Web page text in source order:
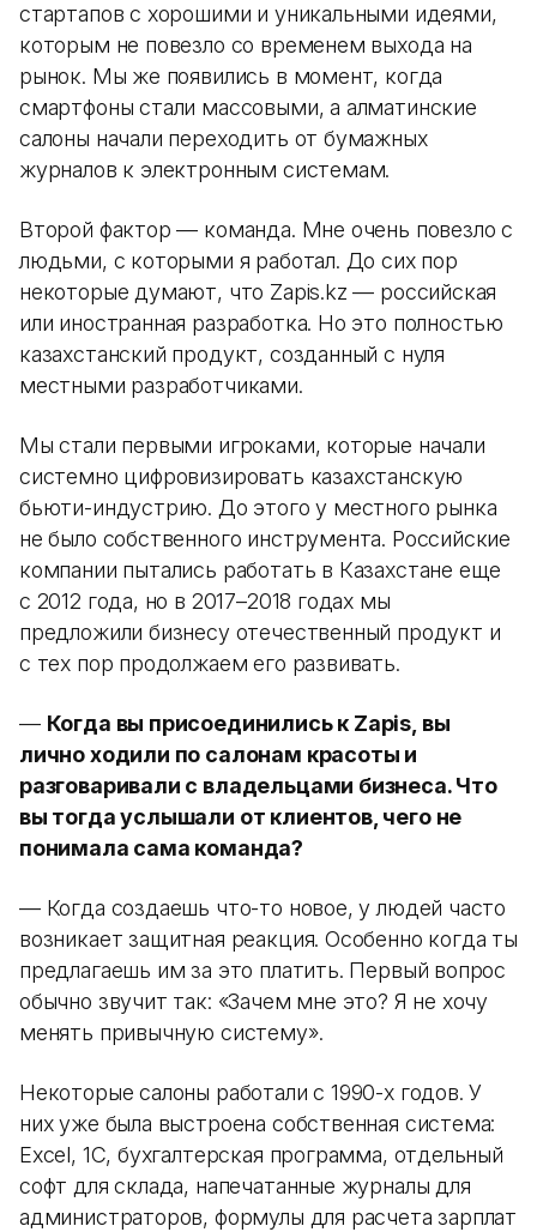
стартапов с хорошими и уникальными идеями,
которым не повезло со временем выхода на
рынок. Мы же появились в момент, когда
смартфоны стали массовыми, а алматинские
салоны начали переходить от бумажных
журналов к электронным системам.
Второй фактор — команда. Мне очень повезло с
людьми, с которыми я работал. До сих пор
некоторые думают, что Zapis.kz — российская
или иностранная разработка. Но это полностью
казахстанский продукт, созданный с нуля
местными разработчиками.
Мы стали первыми игроками, которые начали
системно цифровизировать казахстанскую
бьюти-индустрию. До этого у местного рынка
не было собственного инструмента. Российские
компании пытались работать в Казахстане еще
с 2012 года, но в 2017–2018 годах мы
предложили бизнесу отечественный продукт и
с тех пор продолжаем его развивать.
— Когда вы присоединились к Zapis, вы
лично ходили по салонам красоты и
разговаривали с владельцами бизнеса. Что
вы тогда услышали от клиентов, чего не
понимала сама команда?
— Когда создаешь что-то новое, у людей часто
возникает защитная реакция. Особенно когда ты
предлагаешь им за это платить. Первый вопрос
обычно звучит так: «Зачем мне это? Я не хочу
менять привычную систему».
Некоторые салоны работали с 1990-х годов. У
них уже была выстроена собственная система:
Excel, 1С, бухгалтерская программа, отдельный
софт для склада, напечатанные журналы для
администраторов, формулы для расчета зарплат